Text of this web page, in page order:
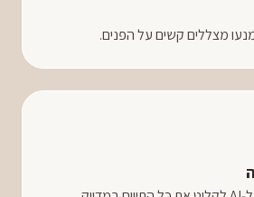
מצללים קשים על הפנים.